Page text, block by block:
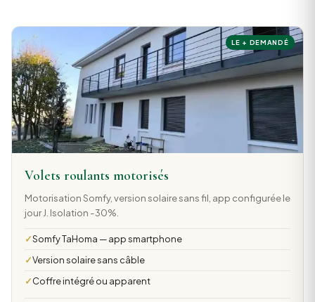
LE + DEMANDÉ
Volets roulants motorisés
Motorisation Somfy, version solaire sans fil, app configurée le
jour J. Isolation -30%.
Somfy TaHoma — app smartphone
Version solaire sans câble
Coffre intégré ou apparent